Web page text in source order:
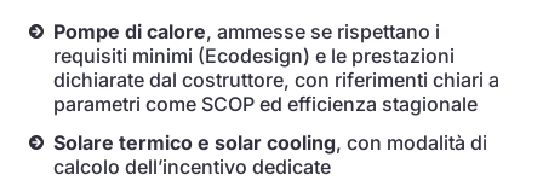
Pompe di calore, ammesse se rispettano i
requisiti minimi (Ecodesign) e le prestazioni
dichiarate dal costruttore, con riferimenti chiari a
parametri come SCOP ed efficienza stagionale
Solare termico e solar cooling, con modalità di
calcolo dell’incentivo dedicate